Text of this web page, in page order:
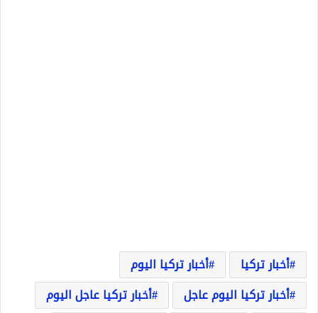
أخبار تركيا
أخبار تركيا اليوم
أخبار تركيا اليوم عاجل
أخبار تركيا عاجل اليوم